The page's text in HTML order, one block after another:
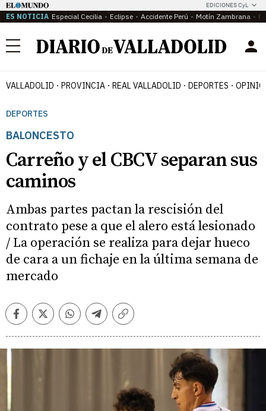
EDICIONES CyL
ES NOTICIA Especial Cecilia Eclipse Accidente Perú Motín Zambrana
Menú
VALLADOLID PROVINCIA REAL VALLADOLID DEPORTES
DEPORTES
BALONCESTO
Carreño y el CBCV separan sus
caminos
Ambas partes pactan la rescisión del
contrato pese a que el alero está lesionado
/ La operación se realiza para dejar hueco
de cara a un fichaje en la última semana de
mercado
FacebookTwitterWhatsappTelegramCopiar